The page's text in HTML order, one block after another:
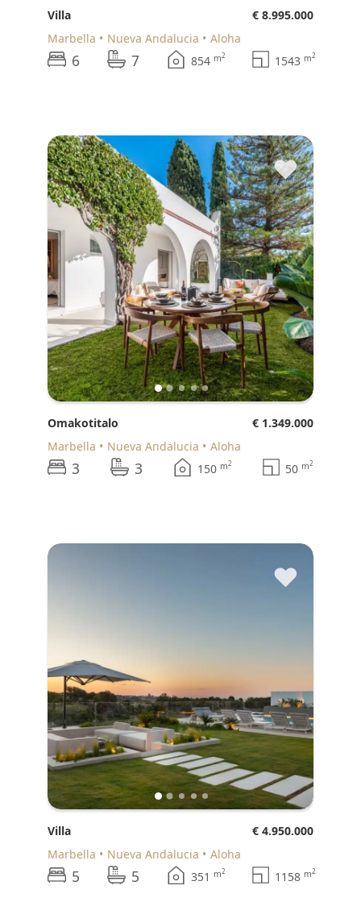
Villa
€ 8.995.000
Marbella
Nueva Andalucia Aloha
6 7 854 m2 1543 m2
♥
Omakotitalo
€ 1.349.000
Marbella
Nueva Andalucia Aloha
3 3 150 m2 50 m2
♥
Villa
€ 4.950.000
Marbella
Nueva Andalucia Aloha
5 5 351 m2 1158 m2